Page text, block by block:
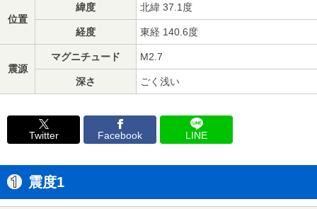
位置
緯度 北緯 37.1度
経度 東経 140.6度
震源
マグニチュード M2.7
深さ ごく浅い
Twitter Facebook LINE
震度1